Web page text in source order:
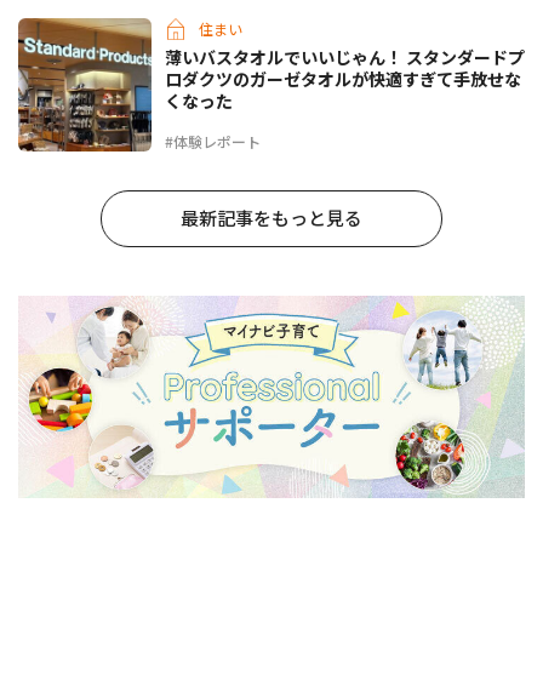
住まい
#体験レポート
薄いバスタオルでいいじゃん！ スタンダードプ
ロダクツのガーゼタオルが快適すぎて手放せな
くなった
最新記事をもっと見る